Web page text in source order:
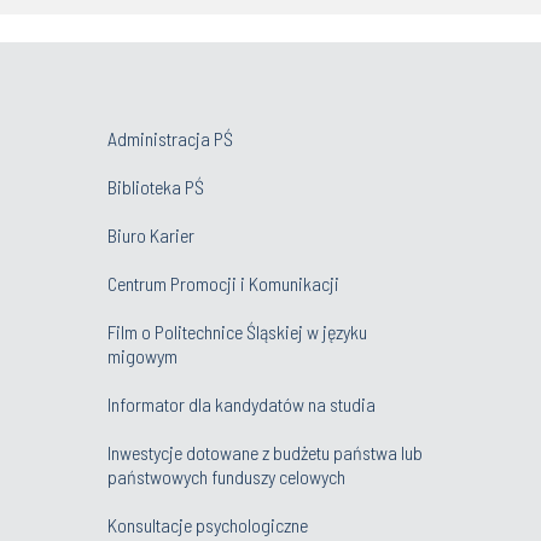
Administracja PŚ
Biblioteka PŚ
Biuro Karier
Centrum Promocji i Komunikacji
Film o Politechnice Śląskiej w języku
migowym
Informator dla kandydatów na studia
Inwestycje dotowane z budżetu państwa lub
państwowych funduszy celowych
Konsultacje psychologiczne